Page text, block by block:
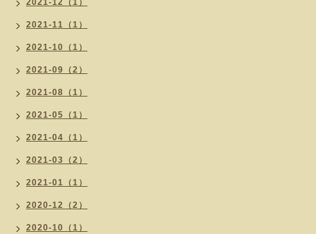
2021-12（1）
2021-11（1）
2021-10（1）
2021-09（2）
2021-08（1）
2021-05（1）
2021-04（1）
2021-03（2）
2021-01（1）
2020-12（2）
2020-10（1）